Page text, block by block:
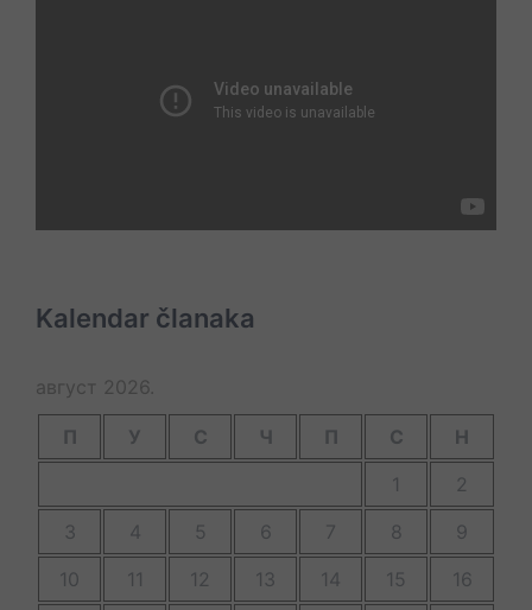
Kalendar članaka
август 2026.
П У С Ч П С
Н
1
2
3
4 5 6 7 8
9
10
11 12 13 14 15
16